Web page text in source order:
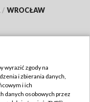
/ WROCŁAW
wyrazić zgody na
i zbierania danych,
i ich
danych osobowych przez